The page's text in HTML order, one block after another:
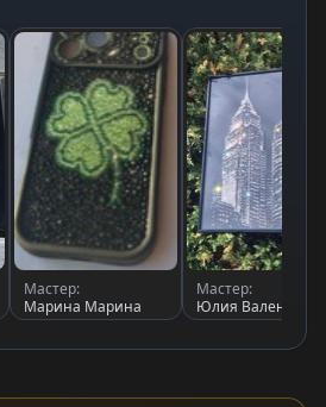
Мастер:
Марина Марина
Мастер:
Юлия